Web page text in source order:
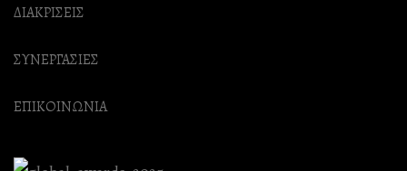
ΔΙΑΚΡΙΣΕΙΣ
ΣΥΝΕΡΓΑΣΙΕΣ
ΕΠΙΚΟΙΝΩΝΙΑ